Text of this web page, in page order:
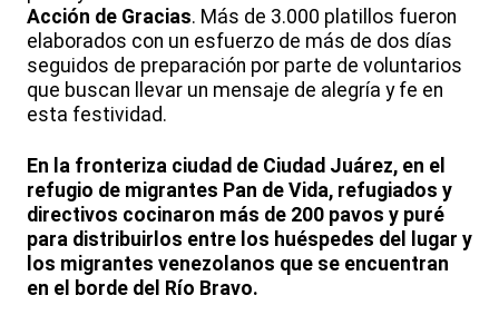
Acción de Gracias. Más de 3.000 platillos fueron
elaborados con un esfuerzo de más de dos días
seguidos de preparación por parte de voluntarios
que buscan llevar un mensaje de alegría y fe en
esta festividad.
En la fronteriza ciudad de Ciudad Juárez, en el
refugio de migrantes Pan de Vida, refugiados y
directivos cocinaron más de 200 pavos y puré
para distribuirlos entre los huéspedes del lugar y
los migrantes venezolanos que se encuentran
en el borde del Río Bravo.